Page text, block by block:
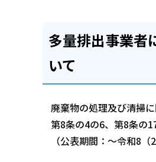
多量排出事業者
いて
廃棄物の処理及び清掃
第8条の4の6、第8条の
（公表期間：～令和8（